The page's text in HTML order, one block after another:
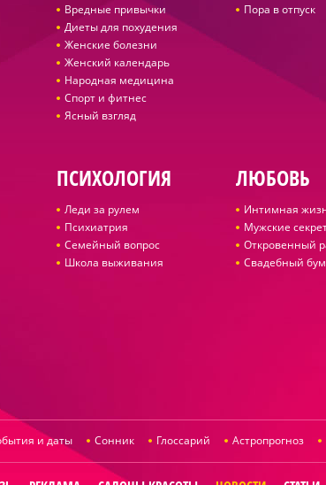
Вредные привычки
Диеты для похудения
Женские болезни
Женский календарь
Народная медицина
Спорт и фитнес
Ясный взгляд
Пора в отпуск
ПСИХОЛОГИЯ
Леди за рулем
Психиатрия
Семейный вопрос
Школа выживания
ЛЮБОВЬ
Интимная
Мужские
Откровенный
Свадебный бум
и даты Сонник Глоссарий Астропрогноз